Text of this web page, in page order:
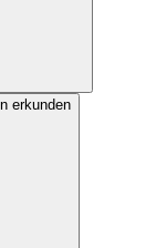
erkunden